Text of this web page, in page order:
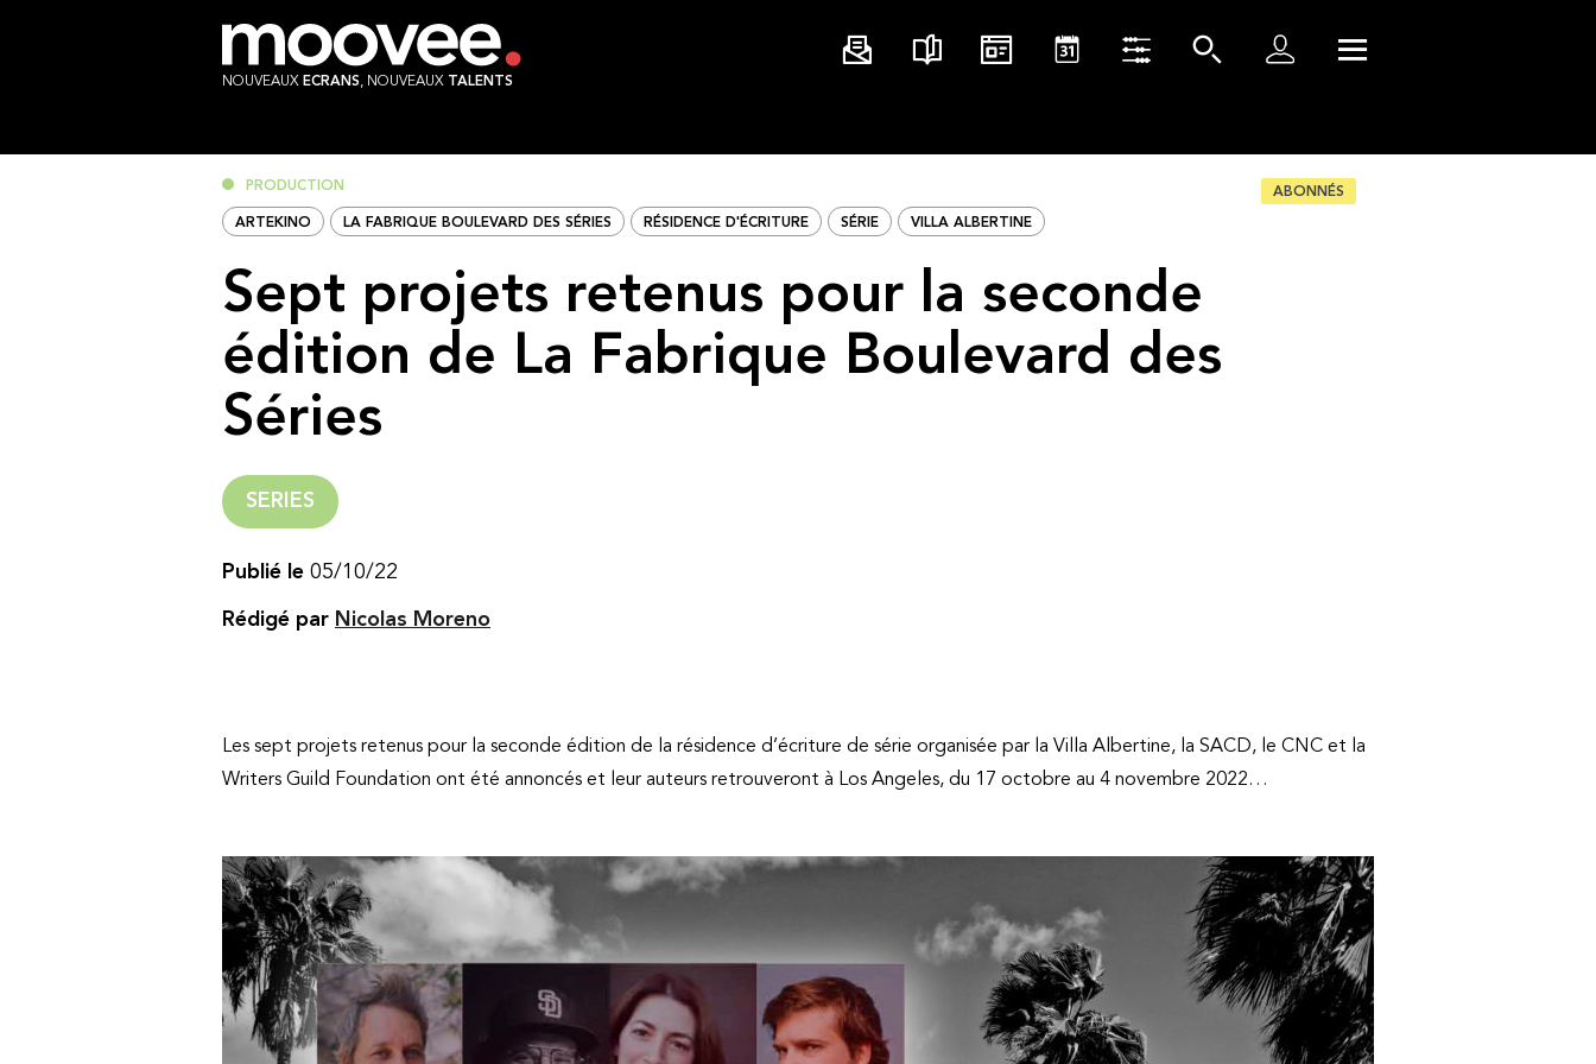
NOUVEAUX ECRANS, NOUVEAUX TALENTS
PRODUCTION ABONNÉS
ARTEKINO LA FABRIQUE BOULEVARD DES SÉRIES RÉSIDENCE D'ÉCRITURE SÉRIE VILLA ALBERTINE
Sept projets retenus pour la seconde
édition de La Fabrique Boulevard des
Séries
SERIES
Publié le 05/10/22
Rédigé par Nicolas Moreno
Les sept projets retenus pour la seconde édition de la résidence d’écriture de série organisée par la Villa Albertine, la SACD, le CNC et la
Writers Guild Foundation ont été annoncés et leur auteurs retrouveront à Los Angeles, du 17 octobre au 4 novembre 2022…